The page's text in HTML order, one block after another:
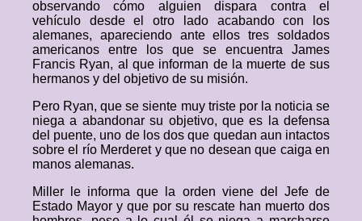
observando cómo alguien dispara contra el
vehículo desde el otro lado acabando con los
alemanes, apareciendo ante ellos tres soldados
americanos entre los que se encuentra James
Francis Ryan, al que informan de la muerte de sus
hermanos y del objetivo de su misión.
Pero Ryan, que se siente muy triste por la noticia se
niega a abandonar su objetivo, que es la defensa
del puente, uno de los dos que quedan aun intactos
sobre el río Merderet y que no desean que caiga en
manos alemanas.
Miller le informa que la orden viene del Jefe de
Estado Mayor y que por su rescate han muerto dos